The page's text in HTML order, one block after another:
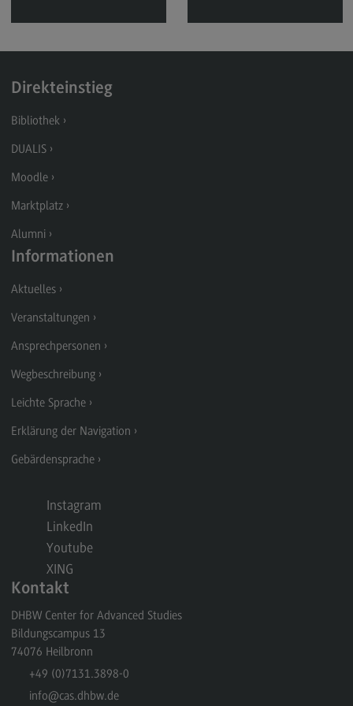
moodle
(External link)
DUALIS
(External link)
Webmail
(External link)
Kontakt
Ansprechpersonen
Ansprechpersonen
Alle Kontakte (alphabetisch)
Studienberatung
Direktion
Fachbereich Wirtschaft
Fachbereich Technik
Fachbereich Sozialwesen
Bereich Gesundheit
Einrichtungen
Hochschulverwaltung
Zentral Beauftragte
Persönlich an neun DHBW Standorten
Wegbeschreibung
Persönlich an neun DHBW Standorten
Direkteinstieg
Bibliothek
DUALIS
Moodle
Marktplatz
Alumni
Informationen
Aktuelles
Veranstaltungen
Ansprechpersonen
Wegbeschreibung
Leichte Sprache
Erklärung der Navigation
Gebärdensprache
Instagram
LinkedIn
Youtube
XING
Kontakt
DHBW Center for Advanced Studies
Bildungscampus 13
74076 Heilbronn
+49 (0)7131.3898-0
info@cas.dhbw.de